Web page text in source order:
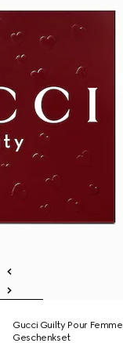
Gucci Guilty Pour Femme
Geschenkset